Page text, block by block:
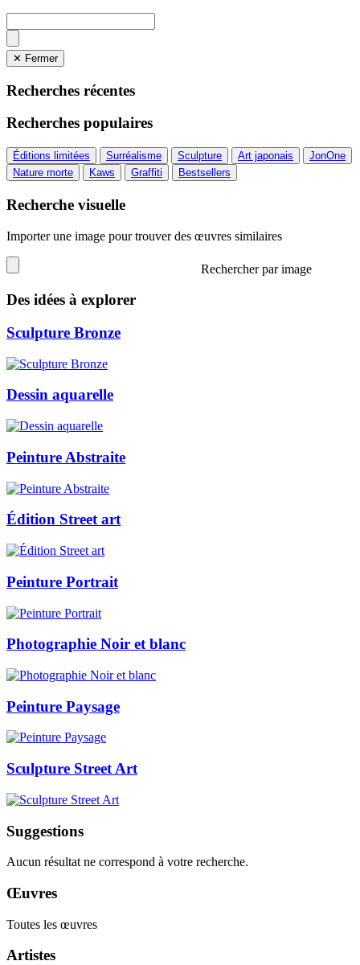
✕ Fermer
Recherches récentes
Recherches populaires
Éditions limitées Surréalisme Sculpture Art japonais
JonOne
Nature morte
Kaws Graffiti Bestsellers
Recherche visuelle
Importer une image pour trouver des œuvres similaires
Rechercher par image
Des idées à explorer
Sculpture Bronze
Dessin aquarelle
Peinture Abstraite
Édition Street art
Peinture Portrait
Photographie Noir et blanc
Peinture Paysage
Sculpture Street Art
Suggestions
Aucun résultat ne correspond à votre recherche.
Œuvres
Toutes les œuvres
Artistes